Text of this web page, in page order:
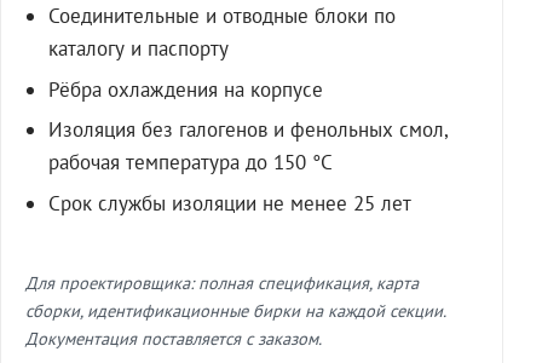
Соединительные и отводные блоки по
каталогу и паспорту
Рёбра охлаждения на корпусе
Изоляция без галогенов и фенольных смол,
рабочая температура до 150 °C
Срок службы изоляции не менее 25 лет
Для проектировщика: полная спецификация, карта
сборки, идентификационные бирки на каждой секции.
Документация поставляется с заказом.